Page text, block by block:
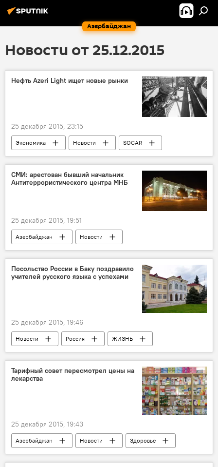
Азербайджан
Новости от 25.12.2015
Нефть Azeri Light ищет новые рынки
25 декабря 2015, 23:15
Экономика Новости
SOCAR
AzeriLight
СМИ: арестован бывший начальник
Антитеррористического центра МНБ
25 декабря 2015, 19:51
Азербайджан Новости
Посольство России в Баку поздравило
учителей русского языка с успехами
25 декабря 2015, 19:46
Новости Россия
ЖИЗНЬ
Баку
Владимир Дорохин
Бакинский славянский университет
Посольство России в Азербайджане
Тарифный совет пересмотрел цены на
лекарства
25 декабря 2015, 19:43
Азербайджан Новости
Здоровье
ЖИЗНЬ